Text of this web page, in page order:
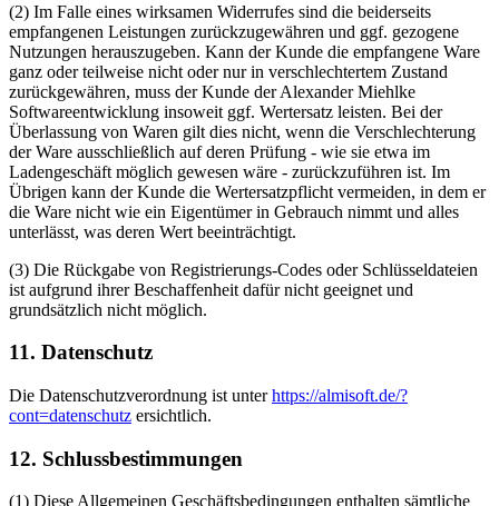
(2) Im Falle eines wirksamen Widerrufes sind die beiderseits
empfangenen Leistungen zurückzugewähren und ggf. gezogene
Nutzungen herauszugeben. Kann der Kunde die empfangene Ware
ganz oder teilweise nicht oder nur in verschlechtertem Zustand
zurückgewähren, muss der Kunde der Alexander Miehlke
Softwareentwicklung insoweit ggf. Wertersatz leisten. Bei der
Überlassung von Waren gilt dies nicht, wenn die Verschlechterung
der Ware ausschließlich auf deren Prüfung - wie sie etwa im
Ladengeschäft möglich gewesen wäre - zurückzuführen ist. Im
Übrigen kann der Kunde die Wertersatzpflicht vermeiden, in dem er
die Ware nicht wie ein Eigentümer in Gebrauch nimmt und alles
unterlässt, was deren Wert beeinträchtigt.
(3) Die Rückgabe von Registrierungs-Codes oder Schlüsseldateien
ist aufgrund ihrer Beschaffenheit dafür nicht geeignet und
grundsätzlich nicht möglich.
11. Datenschutz
Die Datenschutzverordnung ist unterhttps://almisoft.de/?
cont=datenschutz ersichtlich.
12. Schlussbestimmungen
(1) Diese Allgemeinen Geschäftsbedingungen enthalten sämtliche